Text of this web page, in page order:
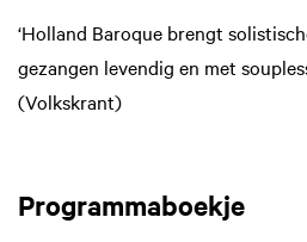
‘Holland Baroque brengt
gezangen levendig en met
(Volkskrant)
Programmaboekje